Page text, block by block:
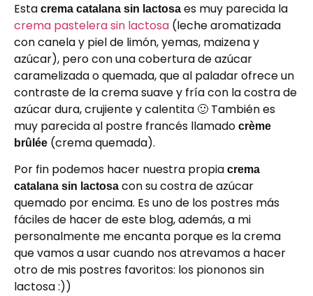
Esta crema catalana sin lactosa es muy parecida la
crema pastelera sin lactosa (leche aromatizada
con canela y piel de limón, yemas, maizena y
azúcar), pero con una cobertura de azúcar
caramelizada o quemada, que al paladar ofrece un
contraste de la crema suave y fría con la costra de
azúcar dura, crujiente y calentita 🙂 También es
muy parecida al postre francés llamado crème
brûlée (crema quemada).
Por fin podemos hacer nuestra propia crema
catalana sin lactosa con su costra de azúcar
quemado por encima. Es uno de los postres más
fáciles de hacer de este blog, además, a mi
personalmente me encanta porque es la crema
que vamos a usar cuando nos atrevamos a hacer
otro de mis postres favoritos: los piononos sin
lactosa :))